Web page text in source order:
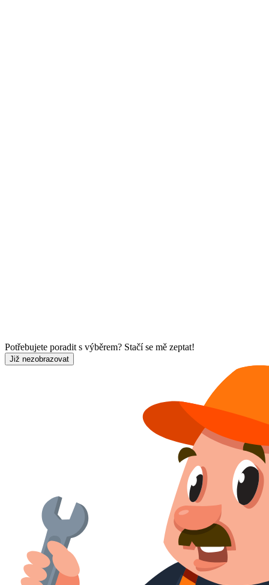
Potřebujete poradit s výběrem? Stačí se mě zeptat!
Již nezobrazovat